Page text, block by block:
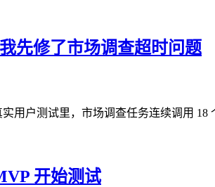
先修了市场调查超时问题
用户测试里，市场调查任务连续调用 18
开始测试